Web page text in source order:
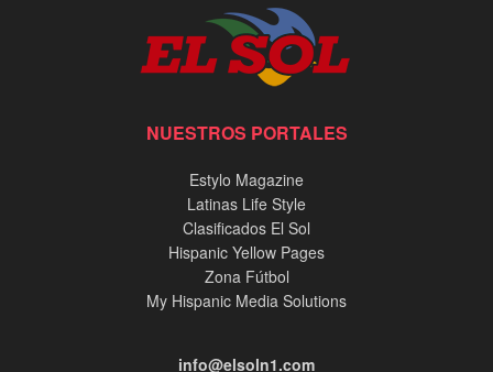
NUESTROS PORTALES
Estylo Magazine
Latinas Life Style
Clasificados El Sol
Hispanic Yellow Pages
Zona Fútbol
My Hispanic Media Solutions
info@elsoln1.com